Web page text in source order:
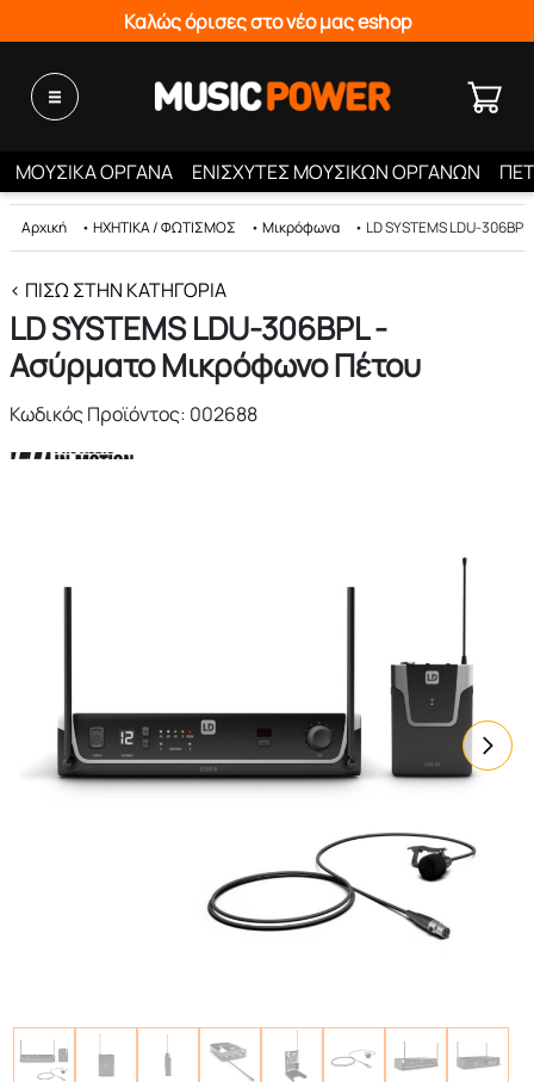
Καλώς όρισες στο νέο μας eshop
ΜΟΥΣΙΚΑ ΟΡΓΑΝΑ ΕΝΙΣΧΥΤΕΣ ΜΟΥΣΙΚΩΝ ΟΡΓΑΝΩΝ
Αρχική • ΗΧΗΤΙΚΑ / ΦΩΤΙΣΜΟΣ • Μικρόφωνα • LD SYSTEMS LDU-
< ΠΊΣΩ ΣΤΗΝ ΚΑΤΗΓΟΡΊΑ
LD SYSTEMS LDU-306BPL -
Ασύρματο Μικρόφωνο Πέτου
Κωδικός Προϊόντος: 002688